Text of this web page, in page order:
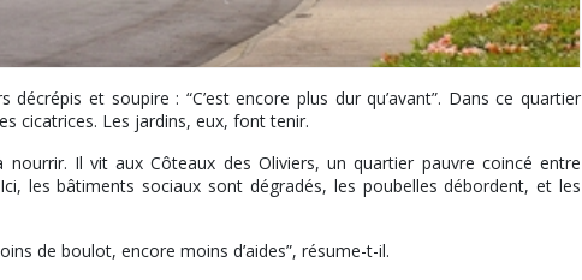
et soupire : “C’est encore plus dur qu’avant”. Dans ce quartier
cicatrices. Les jardins, eux, font tenir.
Il vit aux Côteaux des Oliviers, un quartier pauvre coincé entre
les bâtiments sociaux sont dégradés, les poubelles débordent, et les
de boulot, encore moins d’aides”, résume-t-il.